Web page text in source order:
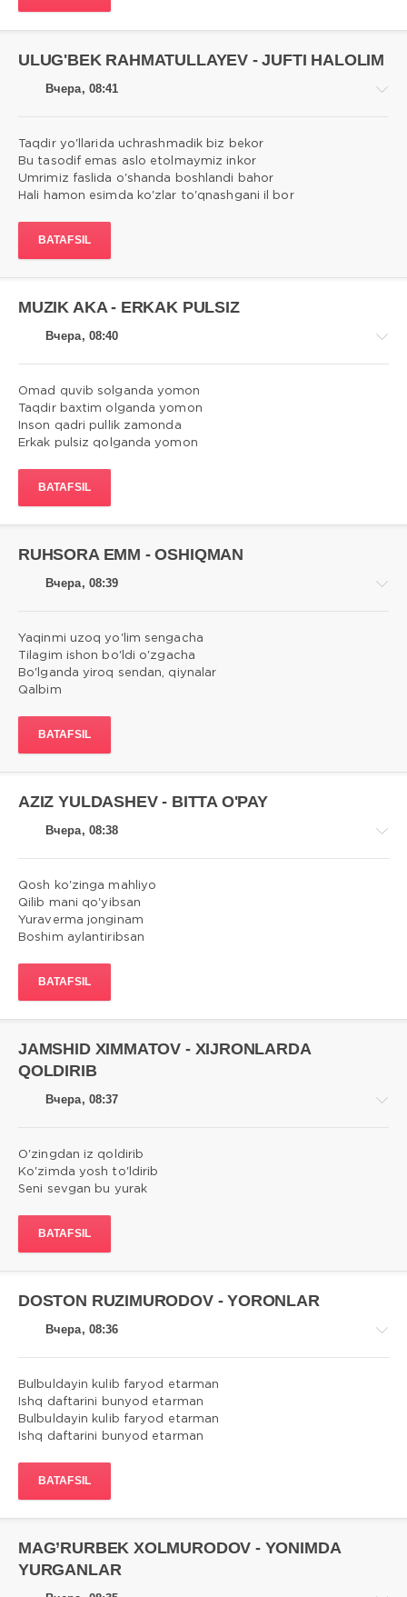
0
ULUG'BEK RAHMATULLAYEV - JUFTI HALOLIM
Вчера, 08:41
0
Taqdir yo'llarida uchrashmadik biz bekor
Bu tasodif emas aslo etolmaymiz inkor
Umrimiz faslida o'shanda boshlandi bahor
Hali hamon esimda ko'zlar to'qnashgani il bor
BATAFSIL
MUZIK AKA - ERKAK PULSIZ
Вчера, 08:40
Qo'shiqlar
0
Omad quvib solganda yomon
Taqdir baxtim olganda yomon
Inson qadri pullik zamonda
Erkak pulsiz qolganda yomon
BATAFSIL
RUHSORA EMM - OSHIQMAN
Вчера, 08:39
0
Yaqinmi uzoq yo'lim sengacha
Tilagim ishon bo'ldi o'zgacha
Bo'lganda yiroq sendan, qiynalar
Qalbim
BATAFSIL
AZIZ YULDASHEV - BITTA O'PAY
Вчера, 08:38
Qo'shiqlar
0
Qosh ko'zinga mahliyo
Qilib mani qo'yibsan
Yuraverma jonginam
Boshim aylantiribsan
BATAFSIL
JAMSHID XIMMATOV - XIJRONLARDA
QOLDIRIB
Вчера, 08:37
matni
O'zingdan iz qoldirib
Ko'zimda yosh to'ldirib
Seni sevgan bu yurak
BATAFSIL
DOSTON RUZIMURODOV - YORONLAR
Вчера, 08:36
Qo'shiqlar
0
Bulbuldayin kulib faryod etarman
Ishq daftarini bunyod etarman
Bulbuldayin kulib faryod etarman
Ishq daftarini bunyod etarman
BATAFSIL
MAG’RURBEK XOLMURODOV - YONIMDA
YURGANLAR